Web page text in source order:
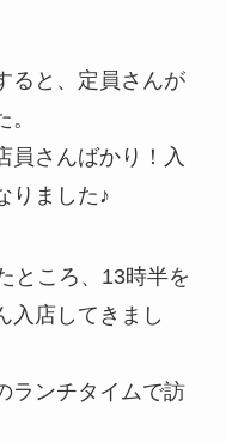
ると、定員さんが
員さんばかり！入
りました♪
ところ、13時半を
入店してきまし
ランチタイムで訪